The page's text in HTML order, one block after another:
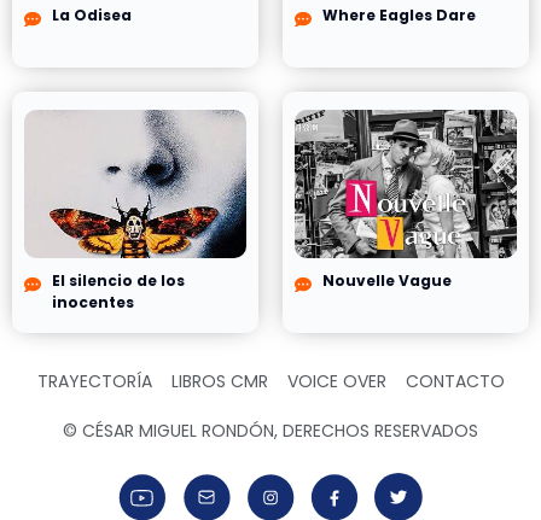
La Odisea Where Eagles Dare
El silencio de los
inocentes
Nouvelle Vague
TRAYECTORÍA LIBROS CMR VOICE OVER CONTACTO
© CÉSAR MIGUEL RONDÓN, DERECHOS RESERVADOS